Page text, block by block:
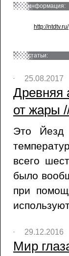
информация:
http://ntdtv.ru/
статьи:
25.08.2017
Древняя
от жары
Это
всего
было
при
29.12.2016
Мир